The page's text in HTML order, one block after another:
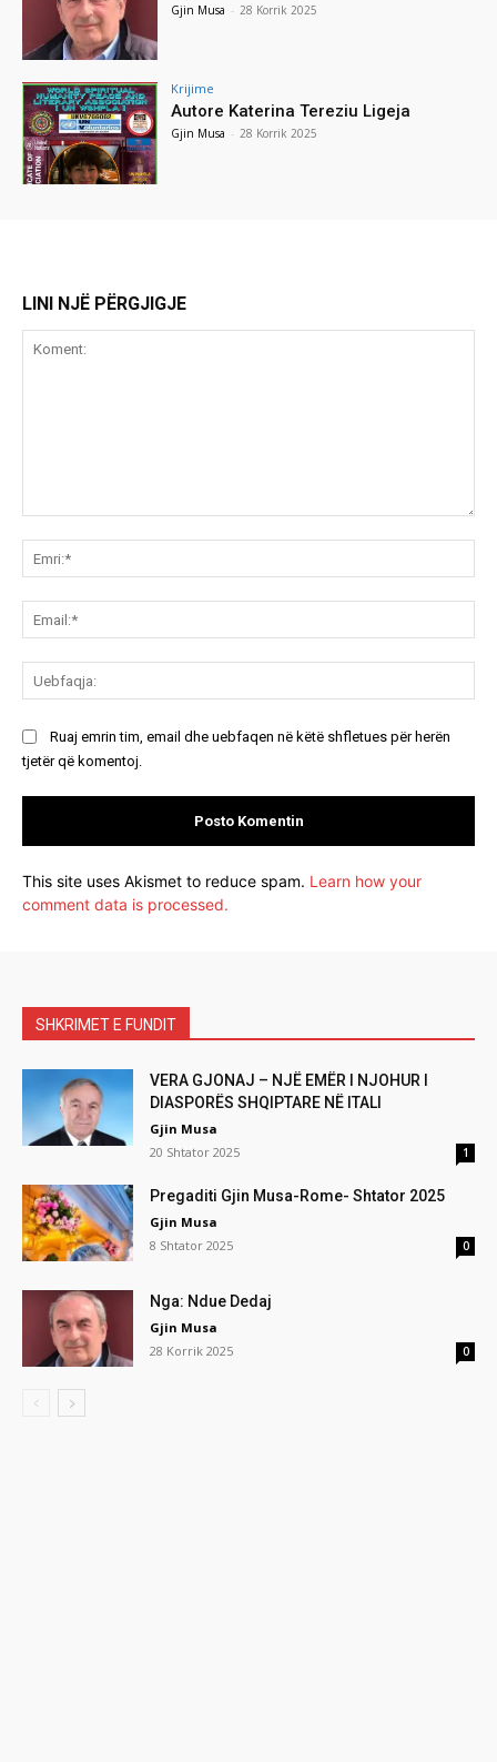
Gjin Musa - 28 Korrik 2025
Krijime
Autore Katerina Tereziu Ligeja
Gjin Musa - 28 Korrik 2025
LINI NJË PËRGJIGJE
Ruaj emrin tim, email dhe uebfaqen në këtë shfletues për herën
tjetër që komentoj.
This site uses Akismet to reduce spam. Learn how your
comment data is processed.
SHKRIMET E FUNDIT
VERA GJONAJ – NJË EMËR I NJOHUR I
DIASPORËS SHQIPTARE NË ITALI
Gjin Musa
20 Shtator 2025
1
Pregaditi Gjin Musa-Rome- Shtator 2025
Gjin Musa
8 Shtator 2025
0
Nga: Ndue Dedaj
Gjin Musa
28 Korrik 2025
0